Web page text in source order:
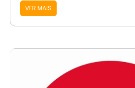
VER MAIS